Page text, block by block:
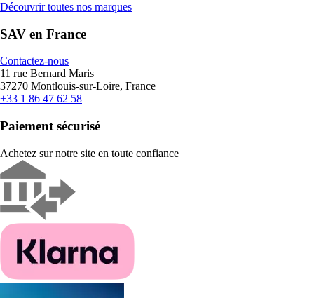
Découvrir toutes nos marques
SAV en France
Contactez-nous
11 rue Bernard Maris
37270 Montlouis-sur-Loire, France
+33 1 86 47 62 58
Paiement sécurisé
Achetez sur notre site en toute confiance